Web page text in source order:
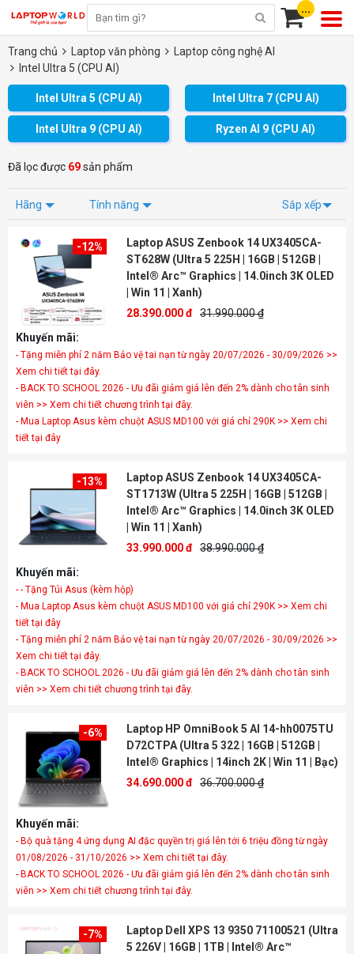
...
Trang chủ Laptop văn phòng
Laptop công nghệ AI
Intel Ultra 5 (CPU AI)
Intel Ultra 5 (CPU AI) Intel Ultra 7 (CPU AI)
Intel Ultra 9 (CPU AI) Ryzen AI 9 (CPU AI)
Đã lọc được 69sản phẩm
Hãng Tính năng Sắp xếp
-12%
Laptop ASUS Zenbook 14 UX3405CA-
ST628W (Ultra 5 225H | 16GB | 512GB |
Intel® Arc™ Graphics | 14.0inch 3K OLED
| Win 11 | Xanh)
28.390.000 đ 31.990.000 ₫
Khuyến mãi:
- Tặng miễn phí 2 năm Bảo vệ tai nạn từ ngày 20/07/2026 - 30/09/2026 >>
Xem chi tiết tại đây.
- BACK TO SCHOOL 2026 - Ưu đãi giảm giá lên đến 2% dành cho tân sinh
viên >> Xem chi tiết chương trình tại đây.
- Mua Laptop Asus kèm chuột ASUS MD100 với giá chỉ 290K >> Xem chi
tiết tại đây
-13%
Laptop ASUS Zenbook 14 UX3405CA-
ST1713W (Ultra 5 225H | 16GB | 512GB |
Intel® Arc™ Graphics | 14.0inch 3K OLED
| Win 11 | Xanh)
33.990.000 đ 38.990.000 ₫
Khuyến mãi:
- - Tặng Túi Asus (kèm hộp)
- Mua Laptop Asus kèm chuột ASUS MD100 với giá chỉ 290K >> Xem chi
tiết tại đây
- Tặng miễn phí 2 năm Bảo vệ tai nạn từ ngày 20/07/2026 - 30/09/2026 >>
Xem chi tiết tại đây.
- BACK TO SCHOOL 2026 - Ưu đãi giảm giá lên đến 2% dành cho tân sinh
viên >> Xem chi tiết chương trình tại đây.
-6%
Laptop HP OmniBook 5 AI 14-hh0075TU
D72CTPA (Ultra 5 322 | 16GB | 512GB |
Intel® Graphics | 14inch 2K | Win 11 | Bạc)
34.690.000 đ 36.700.000 ₫
Khuyến mãi:
- Bộ quà tặng 4 ứng dụng AI đặc quyền trị giá lên tới 6 triệu đồng từ ngày
01/08/2026 - 31/10/2026 >> Xem chi tiết tại đây.
- BACK TO SCHOOL 2026 - Ưu đãi giảm giá lên đến 2% dành cho tân sinh
viên >> Xem chi tiết chương trình tại đây.
-7%
Laptop Dell XPS 13 9350 71100521 (Ultra
5 226V | 16GB | 1TB | Intel® Arc™